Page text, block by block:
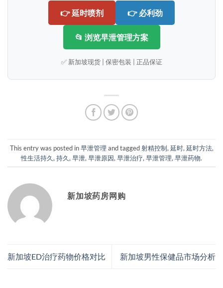
👉 延时喷剂 👉 必利劲
📂 浏览早泄管理方案
✅ 新加坡现货 | 保密包装 | 正品保证
This entry was posted in早泄管理 and tagged射精控制, 延时, 延时方法,
性生活持久, 持久, 早泄, 早泄原因, 早泄治疗, 早泄管理, 早泄药物.
新加坡药房网购
新加坡ED治疗药物价格对比 新加坡男性保健品市场分析